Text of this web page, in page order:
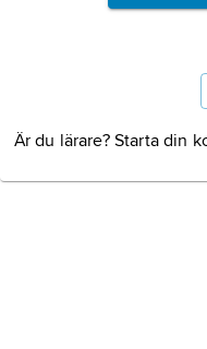
Är du lärare? Starta din